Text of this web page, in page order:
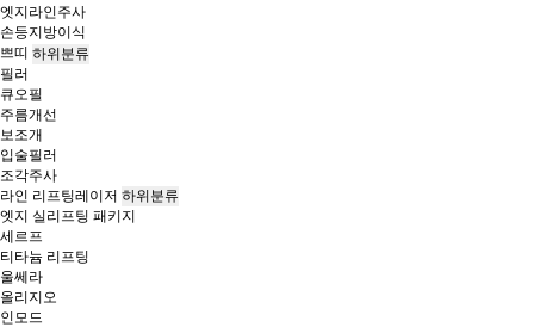
엣지라인주사
손등지방이식
쁘띠 하위분류
필러
큐오필
주름개선
보조개
입술필러
조각주사
라인 리프팅레이저 하위분류
엣지 실리프팅 패키지
세르프
티타늄 리프팅
울쎄라
올리지오
인모드